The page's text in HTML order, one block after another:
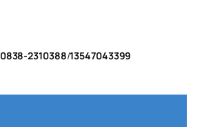
0838-2310388/13547043399